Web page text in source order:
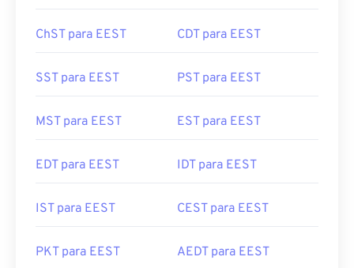
ChST para EEST CDT para EEST
SST para EEST PST para EEST
MST para EEST EST para EEST
EDT para EEST IDT para EEST
IST para EEST CEST para EEST
PKT para EEST AEDT para EEST